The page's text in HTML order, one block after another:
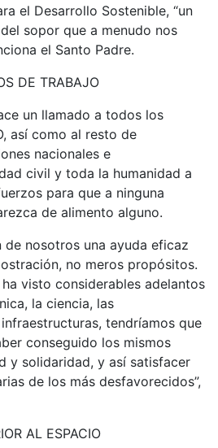
el Desarrollo Sostenible, “un
sopor que a menudo nos
el Santo Padre.
DE TRABAJO
un llamado a todos los
así como al resto de
nacionales e
civil y toda la humanidad a
para que a ninguna
de alimento alguno.
de nosotros una ayuda eficaz
no meros propósitos.
visto considerables adelantos
la ciencia, las
tendríamos que
conseguido los mismos
y solidaridad, y así satisfacer
de los más desfavorecidos”,
AL ESPACIO